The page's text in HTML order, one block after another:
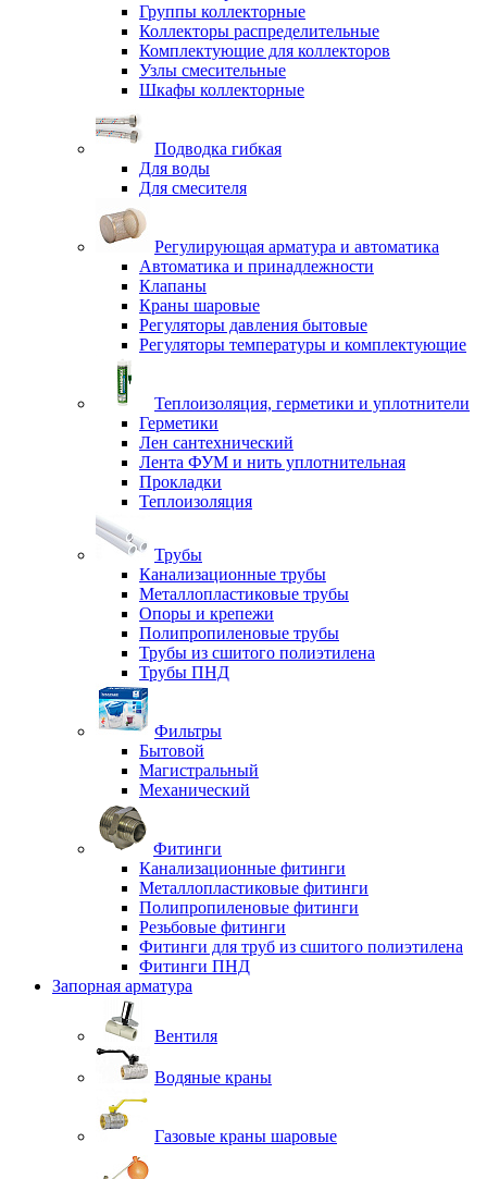
Группы коллекторные
Коллекторы распределительные
Комплектующие для коллекторов
Узлы смесительные
Шкафы коллекторные
Подводка гибкая
Для воды
Для смесителя
Регулирующая арматура и автоматика
Автоматика и принадлежности
Клапаны
Краны шаровые
Регуляторы давления бытовые
Регуляторы температуры и комплектующие
Теплоизоляция, герметики и уплотнители
Герметики
Лен сантехнический
Лента ФУМ и нить уплотнительная
Прокладки
Теплоизоляция
Трубы
Канализационные трубы
Металлопластиковые трубы
Опоры и крепежи
Полипропиленовые трубы
Трубы из сшитого полиэтилена
Трубы ПНД
Фильтры
Бытовой
Магистральный
Механический
Фитинги
Канализационные фитинги
Металлопластиковые фитинги
Полипропиленовые фитинги
Резьбовые фитинги
Фитинги для труб из сшитого полиэтилена
Фитинги ПНД
Запорная арматура
Вентиля
Водяные краны
Газовые краны шаровые